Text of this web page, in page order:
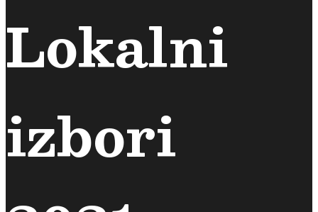
Lokalni
izbori